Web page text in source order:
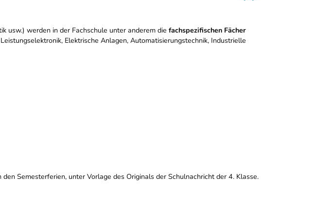
usw.) werden in der Fachschule unter anderem die fachspezifischen Fächer
Elektrische Anlagen, Automatisierungstechnik, Industrielle
Semesterferien, unter Vorlage des Originals der Schulnachricht der 4. Klasse.